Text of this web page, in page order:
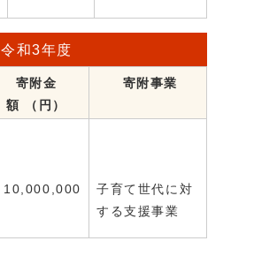
令和3年度
寄附金
額 （円）
寄附事業
10,000,000
子育て世代に対
する支援事業